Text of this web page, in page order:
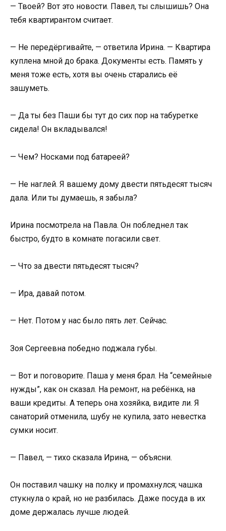
— Твоей? Вот это новости. Павел, ты слышишь? Она
тебя квартирантом считает.
— Не передёргивайте, — ответила Ирина. — Квартира
куплена мной до брака. Документы есть. Память у
меня тоже есть, хотя вы очень старались её
зашуметь.
— Да ты без Паши бы тут до сих пор на табуретке
сидела! Он вкладывался!
— Чем? Носками под батареей?
— Не наглей. Я вашему дому двести пятьдесят тысяч
дала. Или ты думаешь, я забыла?
Ирина посмотрела на Павла. Он побледнел так
быстро, будто в комнате погасили свет.
— Что за двести пятьдесят тысяч?
— Ира, давай потом.
— Нет. Потом у нас было пять лет. Сейчас.
Зоя Сергеевна победно поджала губы.
— Вот и поговорите. Паша у меня брал. На “семейные
нужды”, как он сказал. На ремонт, на ребёнка, на
ваши кредиты. А теперь она хозяйка, видите ли. Я
санаторий отменила, шубу не купила, зато невестка
сумки носит.
— Павел, — тихо сказала Ирина, — объясни.
Он поставил чашку на полку и промахнулся; чашка
стукнула о край, но не разбилась. Даже посуда в их
доме держалась лучше людей.